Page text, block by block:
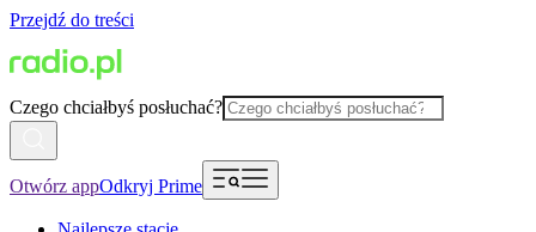
Przejdź do treści
Czego chciałbyś posłuchać?
Otwórz appOdkryj Prime